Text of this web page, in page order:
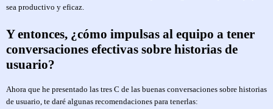
sea productivo y eficaz.
Y entonces, ¿cómo impulsas al equipo a tener
conversaciones efectivas sobre historias de
usuario?
Ahora que he presentado las tres C de las buenas conversaciones sobre historias
de usuario, te daré algunas recomendaciones para tenerlas: